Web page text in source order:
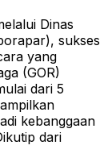
Dinas
sukses
yang
(GOR)
dari 5
kebanggaan
dari